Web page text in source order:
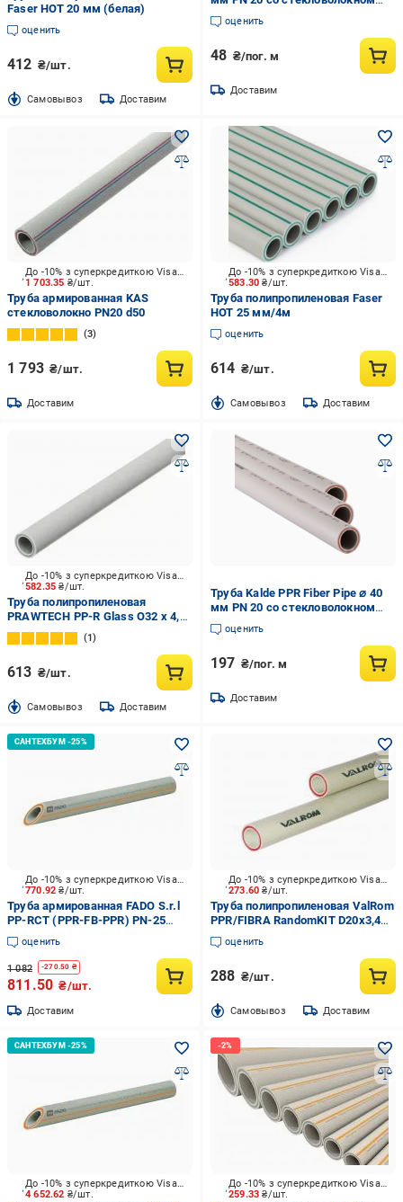
Faser HOT 20 мм (белая)
оценить
412 ₴/шт.
Cамовывоз Доставим
(000015922)
оценить
48 ₴/пог. м
Доставим
1 703.35 ₴/шт.
До -10% з суперкредиткою Visa Вигода
Труба армированная KAS
стекловолокно PN20 d50
3
1 793 ₴/шт.
Доставим
583.30₴/шт.
До -10% з суперкредиткою Visa Вигода
Труба полипропиленовая Faser
HOT 25 мм/4м
оценить
614 ₴/шт.
Cамовывоз Доставим
582.35₴/шт.
До -10% з суперкредиткою Visa Вигода
Труба полипропиленовая
PRAWTECH PP-R Glass O32 x 4,4
мм PN20 2 м
1
613 ₴/шт.
Cамовывоз Доставим
Труба Kalde PPR Fiber Pipe ⌀ 40
мм PN 20 со стекловолокном
(GSR-000015925)
оценить
197 ₴/пог. м
Доставим
770.92₴/шт.
До -10% з суперкредиткою Visa Вигода
Труба армированная FADO S.r.l
PP-RCT (PPR-FB-PPR) PN-25
63х10,5
оценить
1 082 -270.50 ₴
811.50 ₴/шт.
Доставим
273.60₴/шт.
До -10% з суперкредиткою Visa Вигода
Труба полипропиленовая ValRom
PPR/FIBRA RandomKIT D20x3,4
мм PN20 SDR6 L=4 м серая
оценить
288 ₴/шт.
Cамовывоз Доставим
4 652.62 ₴/шт.
До -10% з суперкредиткою Visa Вигода
259.33₴/шт.
До -10% з суперкредиткою Visa Вигода